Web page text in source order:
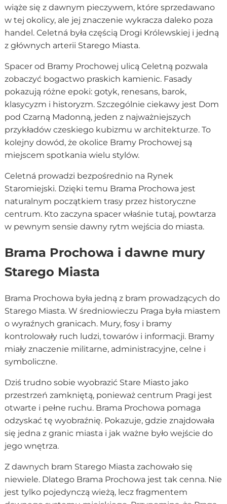
wiąże się z dawnym pieczywem, które sprzedawano
w tej okolicy, ale jej znaczenie wykracza daleko poza
handel. Celetná była częścią Drogi Królewskiej i jedną
z głównych arterii Starego Miasta.
Spacer od Bramy Prochowej ulicą Celetną pozwala
zobaczyć bogactwo praskich kamienic. Fasady
pokazują różne epoki: gotyk, renesans, barok,
klasycyzm i historyzm. Szczególnie ciekawy jest Dom
pod Czarną Madonną, jeden z najważniejszych
przykładów czeskiego kubizmu w architekturze. To
kolejny dowód, że okolice Bramy Prochowej są
miejscem spotkania wielu stylów.
Celetná prowadzi bezpośrednio na Rynek
Staromiejski. Dzięki temu Brama Prochowa jest
naturalnym początkiem trasy przez historyczne
centrum. Kto zaczyna spacer właśnie tutaj, powtarza
w pewnym sensie dawny rytm wejścia do miasta.
Brama Prochowa i dawne mury
Starego Miasta
Brama Prochowa była jedną z bram prowadzących do
Starego Miasta. W średniowieczu Praga była miastem
o wyraźnych granicach. Mury, fosy i bramy
kontrolowały ruch ludzi, towarów i informacji. Bramy
miały znaczenie militarne, administracyjne, celne i
symboliczne.
Dziś trudno sobie wyobrazić Stare Miasto jako
przestrzeń zamkniętą, ponieważ centrum Pragi jest
otwarte i pełne ruchu. Brama Prochowa pomaga
odzyskać tę wyobraźnię. Pokazuje, gdzie znajdowała
się jedna z granic miasta i jak ważne było wejście do
jego wnętrza.
Z dawnych bram Starego Miasta zachowało się
niewiele. Dlatego Brama Prochowa jest tak cenna. Nie
jest tylko pojedynczą wieżą, lecz fragmentem